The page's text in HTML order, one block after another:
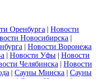
Оренбурга | Новости
Новосибирска |
| Новости Воронежа
| Новости Уфы | Новости
Челябинска | Новости
| Сауны Минска | Сауны